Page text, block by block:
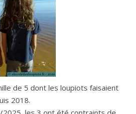
de 5 dont les loupiots faisaient
2018.